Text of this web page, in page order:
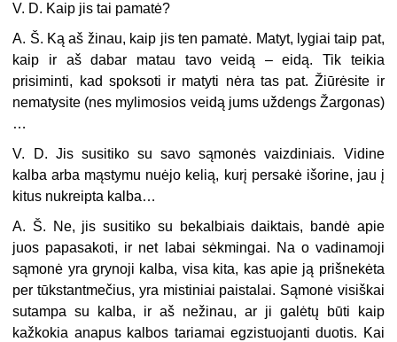
V. D. Kaip jis tai pamatė?
A. Š. Ką aš žinau, kaip jis ten pamatė. Matyt, lygiai taip pat,
kaip ir aš dabar matau tavo veidą – eidą. Tik teikia
prisiminti, kad spoksoti ir matyti nėra tas pat. Žiūrėsite ir
nematysite (nes mylimosios veidą jums uždengs Žargonas)
…
V. D. Jis susitiko su savo sąmonės vaizdiniais. Vidine
kalba arba mąstymu nuėjo kelią, kurį persakė išorine, jau į
kitus nukreipta kalba…
A. Š. Ne, jis susitiko su bekalbiais daiktais, bandė apie
juos papasakoti, ir net labai sėkmingai. Na o vadinamoji
sąmonė yra grynoji kalba, visa kita, kas apie ją prišnekėta
per tūkstantmečius, yra mistiniai paistalai. Sąmonė visiškai
sutampa su kalba, ir aš nežinau, ar ji galėtų būti kaip
kažkokia anapus kalbos tariamai egzistuojanti duotis. Kai